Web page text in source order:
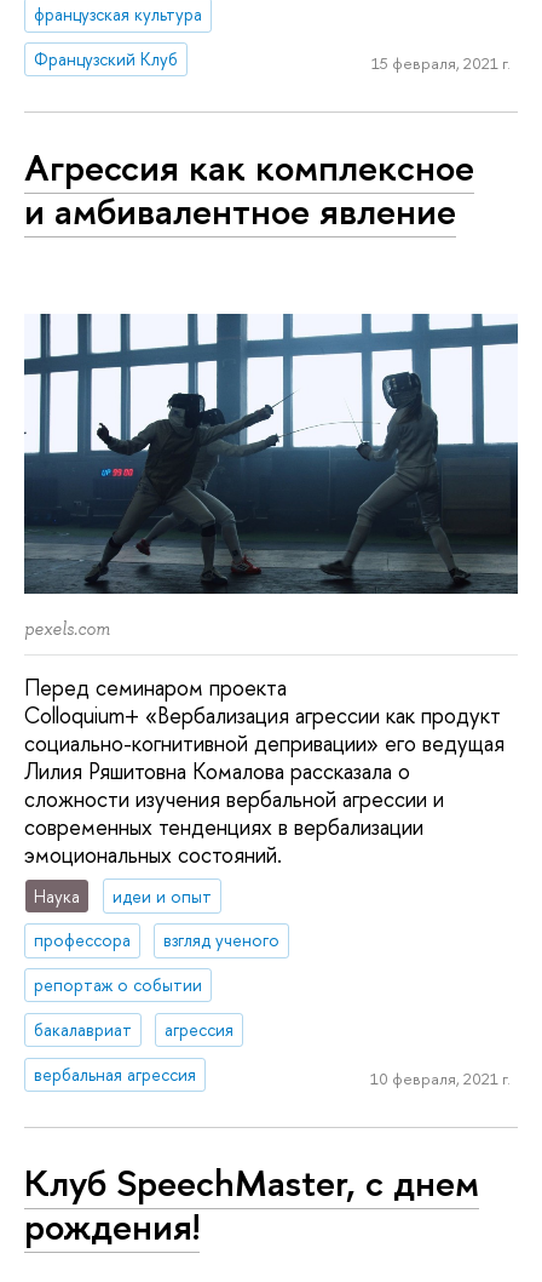
французская культура
Французский Клуб
15 февраля, 2021 г.
Агрессия как комплексное
и амбивалентное явление
pexels.com
Перед семинаром проекта
Colloquium+ «Вербализация агрессии как продукт
социально-когнитивной депривации» его ведущая
Лилия Ряшитовна Комалова рассказала о
сложности изучения вербальной агрессии и
современных тенденциях в вербализации
эмоциональных состояний.
Наука
идеи и опыт
профессора
взгляд ученого
репортаж о событии
бакалавриат
агрессия
вербальная агрессия
10 февраля, 2021 г.
Клуб SpeechMaster, с днем
рождения!